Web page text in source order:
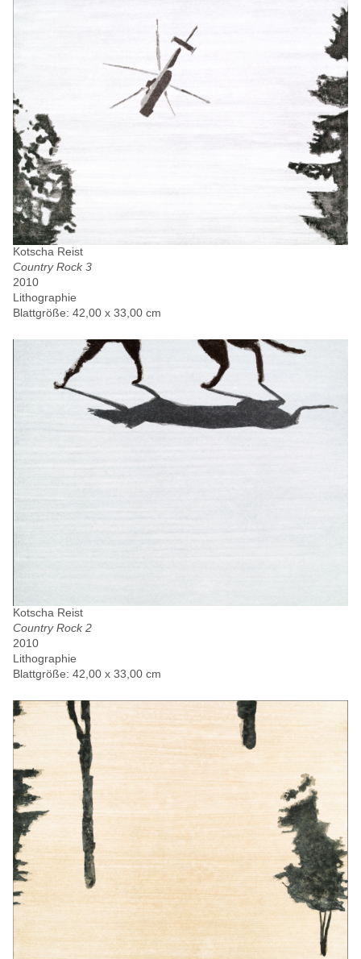
Kotscha Reist
Country Rock 3
2010
Lithographie
Blattgröße: 42,00 x 33,00 cm
Kotscha Reist
Country Rock 2
2010
Lithographie
Blattgröße: 42,00 x 33,00 cm